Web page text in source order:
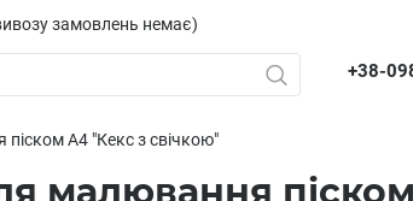
замовлень немає)
+38-
А4 "Кекс з свічкою"